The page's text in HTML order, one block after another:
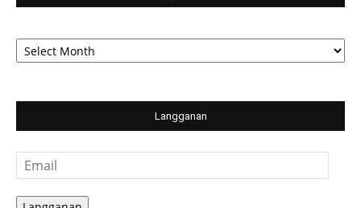
Arsip
Berita
Langganan
Email